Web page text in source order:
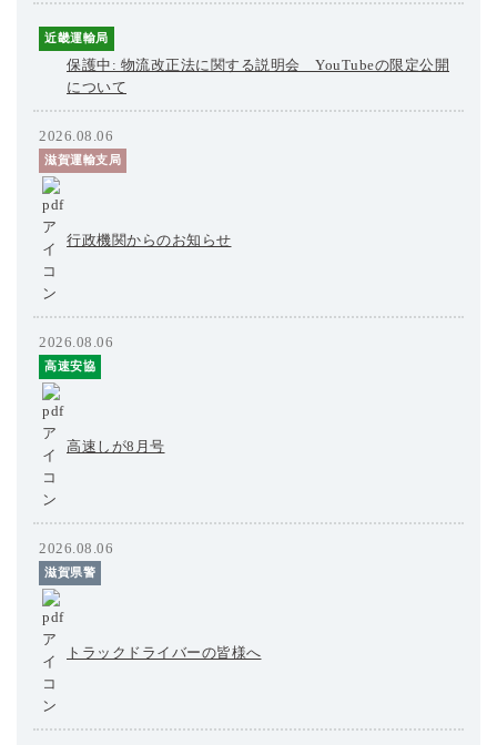
近畿運輸局
保護中: 物流改正法に関する説明会 YouTubeの限定公開
について
2026.08.06
滋賀運輸支局
行政機関からのお知らせ
2026.08.06
高速安協
高速しが8月号
2026.08.06
滋賀県警
トラックドライバーの皆様へ